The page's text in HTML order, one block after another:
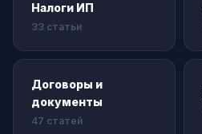
Налоги ИП
33 статьи
Договоры и
документы
47 статей